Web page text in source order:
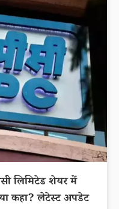
लिमिटेड शेयर में
कहा? लेटेस्ट अपडेट